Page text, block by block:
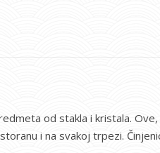
od stakla i kristala.
i na svakoj trpezi.